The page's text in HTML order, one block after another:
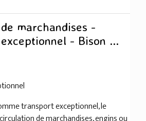
marchandises -
- Bison ...
transport exceptionnel, le